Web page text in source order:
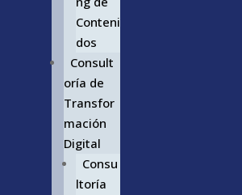
Conteni
dos
Consult
oría de
Transfor
mación
Digital
Consu
ltoría